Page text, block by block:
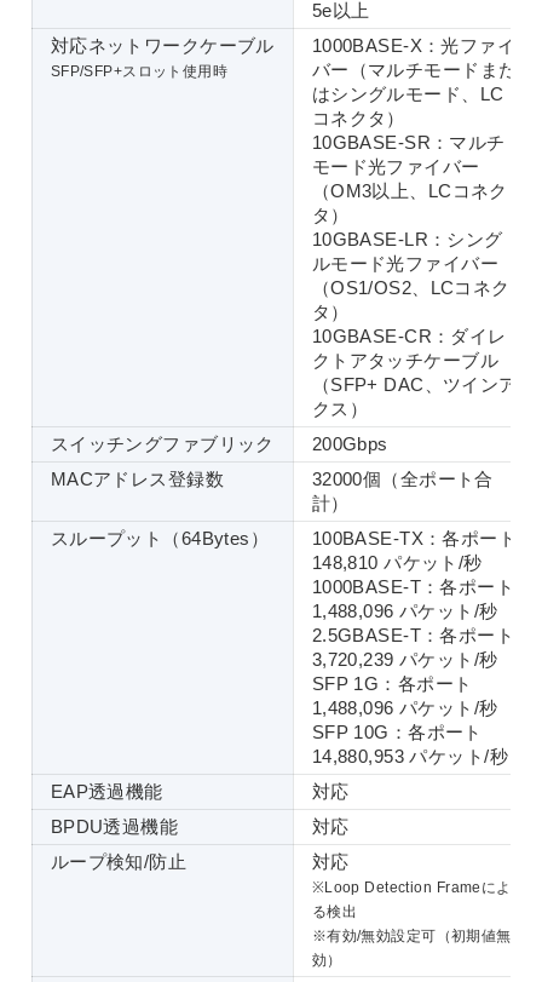
5e以上
対応ネットワークケーブル
SFP/SFP+スロット使用時
1000BASE-X：光ファイ
バー（マルチモードまた
はシングルモード、LC
コネクタ）
10GBASE-SR：マルチ
モード光ファイバー
（OM3以上、LCコネク
タ）
10GBASE-LR：シング
ルモード光ファイバー
（OS1/OS2、LCコネク
タ）
10GBASE-CR：ダイレ
クトアタッチケーブル
（SFP+ DAC、ツインア
クス）
スイッチングファブリック
200Gbps
MACアドレス登録数
32000個（全ポート合
計）
スループット（64Bytes）
100BASE-TX：各ポート
148,810 パケット/秒
1000BASE-T：各ポート
1,488,096 パケット/秒
2.5GBASE-T：各ポート
3,720,239 パケット/秒
SFP 1G：各ポート
1,488,096 パケット/秒
SFP 10G：各ポート
14,880,953 パケット/秒
EAP透過機能
対応
BPDU透過機能
対応
ループ検知/防止
対応
※Loop Detection Frameによ
る検出
※有効/無効設定可（初期値無
効）